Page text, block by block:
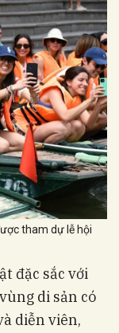
tham dự lễ hội
đặc sắc với
di sản có
diễn viên,